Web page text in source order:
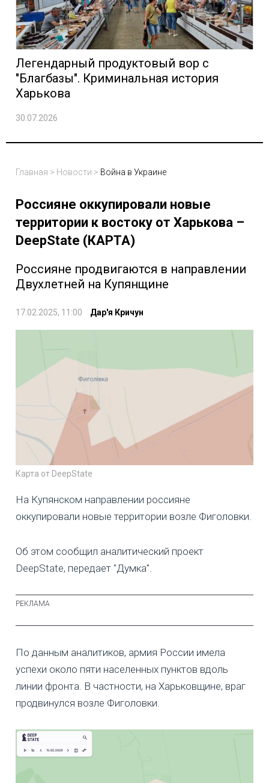
Легендарный продуктовый вор с
"Благбазы". Криминальная история
Харькова
30.07.2026
Главная > Новости > Война в Украине
Россияне оккупировали новые
территории к востоку от Харькова –
DeepState (КАРТА)
Россияне продвигаются в направлении
Двухлетней на Купянщине
17.02.2025, 11:00 Дар'я Кричун
Карта от DeepState
На Купянском направлении россияне
оккупировали новые территории возле Фиголовки.
Об этом сообщил аналитический проект
DeepState, передает "Думка".
По данным аналитиков, армия России имела
успехи около пяти населенных пунктов вдоль
линии фронта. В частности, на Харьковщине, враг
продвинулся возле Фиголовки.